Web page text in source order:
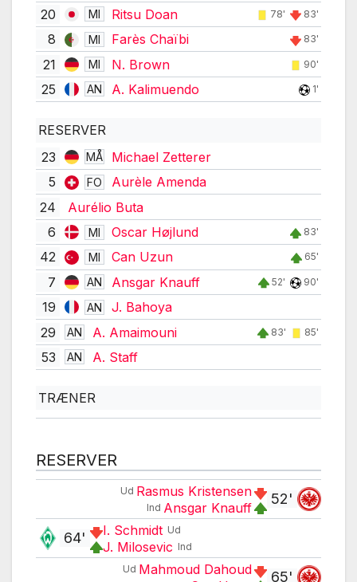
20
MI Ritsu Doan 78' 83'
8 MI Farès Chaïbi 83'
21 MI N. Brown 90'
25 AN A. Kalimuendo 1'
RESERVER
23
MÅ
Michael Zetterer
5
FO
Aurèle Amenda
24
Aurélio Buta
6
MI Oscar Højlund 83'
42 MI Can Uzun 65'
7 AN Ansgar Knauff 52' 90'
19 AN
J. Bahoya
29
AN A. Amaimouni 83' 85'
53 AN A. Staff
TRÆNER
RESERVER
52'
Ud Rasmus Kristensen
Ind Ansgar Knauff
Ud
I. Schmidt
Ind
J. Milosevic
64'
65'
Ud Mahmoud Dahoud